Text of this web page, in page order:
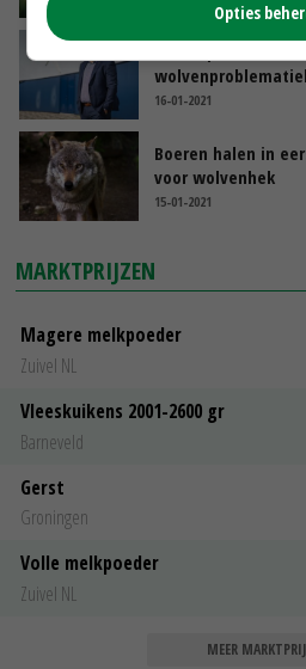
16-01-2021
Boeren halen in
voor wolvenhek
15-01-2021
MARKTPRIJZEN
Magere melkpoeder
Zuivel NL
Vleeskuikens 2001-2600 gr
Barneveld
Gerst
Groningen
Volle melkpoeder
Zuivel NL
MEER
Opties